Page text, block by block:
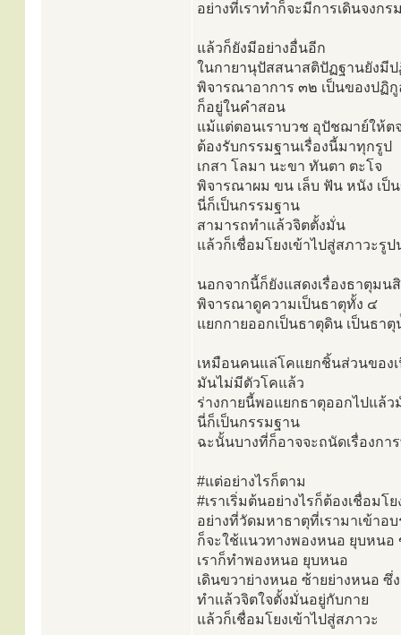
อย่างที่เราทำก็จะมีการเดินจงก
แล้วก็ยังมีอย่างอื่นอีก
ในกายานุปัสสนาสติปัฏฐานยังมี
พิจารณาอาการ ๓๒ เป็นของปฏิกู
ก็อยู่ในคำสอน
แม้แต่ตอนเราบวช อุปัชฌาย์ให้
ต้องรับกรรมฐานเรื่องนี้มาทุกรูป
เกสา โลมา นะขา ทันตา ตะโจ
พิจารณาผม ขน เล็บ ฟัน หนัง เป็
นี่ก็เป็นกรรมฐาน
สามารถทำแล้วจิตตั้งมั่น
แล้วก็เชื่อมโยงเข้าไปสู่สภาวะรู
นอกจากนี้ก็ยังแสดงเรื่องธาตุมน
พิจารณาดูความเป็นธาตุทั้ง ๔
แยกกายออกเป็นธาตุดิน เป็นธา
เหมือนคนแล่โคแยกชิ้นส่วนของ
มันไม่มีตัวโคแล้ว
ร่างกายนี้พอแยกธาตุออกไปแล้
นี่ก็เป็นกรรมฐาน
ฉะนั้นบางที่ก็อาจจะถนัดเรื่องก
#แต่อย่างไรก็ตาม
#เราเริ่มต้นอย่างไรก็ต้องเชื่อม
อย่างที่วัดมหาธาตุที่เรามาเข้าอ
ก็จะใช้แนวทางพองหนอ ยุบหนอ
เราก็ทำพองหนอ ยุบหนอ
เดินขวาย่างหนอ ซ้ายย่างหนอ ซึ่
ทำแล้วจิตใจตั้งมั่นอยู่กับกาย
แล้วก็เชื่อมโยงเข้าไปสู่สภาวะ